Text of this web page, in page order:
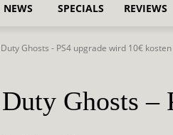
NEWS SPECIALS REVIEWS
Ghosts - PS4 upgrade wird 10€ kosten
Ghosts –